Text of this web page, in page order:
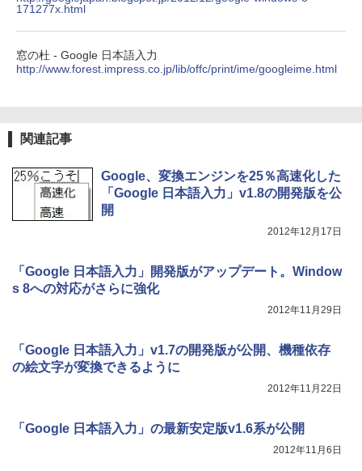
New Amazon Kindle Scribe Colorsoft |
レージ、ノート機能搭載、明るさ自動調
整、色調調節ライト、プレミアムペン付
171277x.html
窓の杜 - Google 日本語入力
http://www.forest.impress.co.jp/lib/offc/print/ime/googleime.html
関連記事
Google、変換エンジンを25％高速化した
「Google 日本語入力」v1.8の開発版を公
開
2012年12月17日
「Google 日本語入力」開発版がアップデート。Window
s 8への対応がさらに強化
2012年11月29日
「Google 日本語入力」v1.7の開発版が公開、機種依存
の絵文字が変換できるように
2012年11月22日
「Google 日本語入力」の最新安定版v1.6系が公開
2012年11月6日